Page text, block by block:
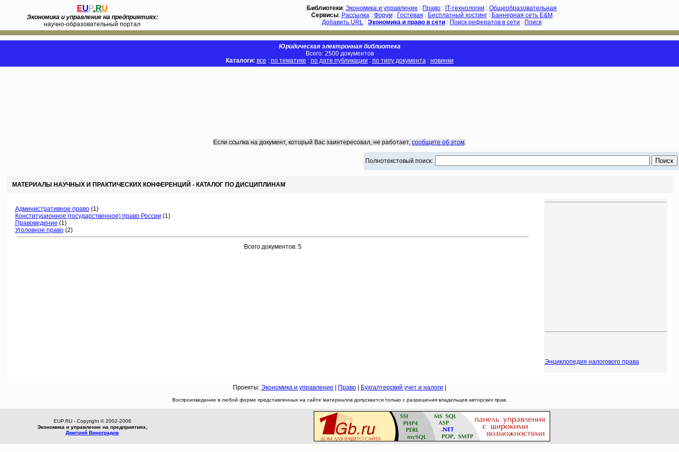
EUP.RU
Экономика и управление на предприятиях:
научно-образовательный портал
Библиотеки: Экономика и управление : Право : IT-технологии : Общеобразовательная
Сервисы: Рассылка: Форум: Гостевая : Бесплатный хостинг: Баннерная сеть E&M
Добавить URL : Экономика и право в сети : Поиск рефератов в сети : Поиск
Юридическая электронная библиотека
Всего: 2500 документов
Каталоги: все : по тематике : по дате публикации : по типу документа: новинки
Если ссылка на документ, который Вас заинтересовал, не работает, сообщите об этом.
Полнотекстовый поиск:
МАТЕРИАЛЫ НАУЧНЫХ И ПРАКТИЧЕСКИХ КОНФЕРЕНЦИЙ - КАТАЛОГ ПО ДИСЦИПЛИНАМ
Административное право(1)
Конституционное (государственное) право России (1)
Правоведение (1)
Уголовное право(2)
Всего документов: 5
Энциклопедия налогового права
Проекты: Экономика и управление Право Бухгалтерский учет и налоги
Воспроизведение в любой форме представленных на сайте материалов допускается только с разрешения владельцев авторских прав.
EUP.RU - Copyright © 2002-2006
Экономика и управление на предприятиях,
Дмитрий Виноградов